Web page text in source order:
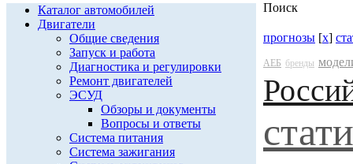
Каталог автомобилей
Двигатели
Общие сведения
Запуск и работа
Диагностика и регулировки
Ремонт двигателей
ЭСУД
Обзоры и документы
Вопросы и ответы
Система питания
Система зажигания
Поиск
прогнозы [x]
АЕБ бренды